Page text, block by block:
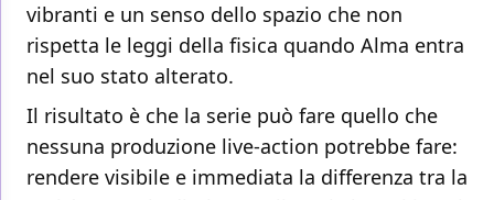
vibranti e un senso dello spazio che non
rispetta le leggi della fisica quando Alma entra
nel suo stato alterato.
Il risultato è che la serie può fare quello che
nessuna produzione live-action potrebbe fare:
rendere visibile e immediata la differenza tra la